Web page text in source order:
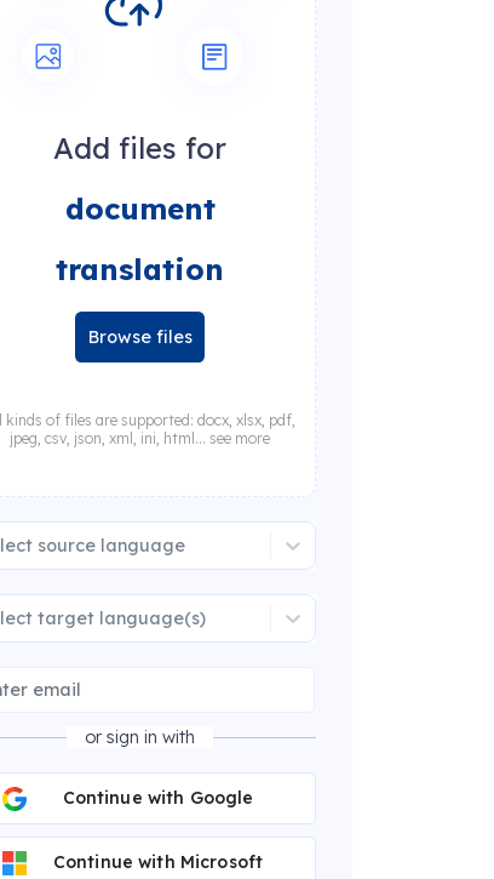
Add files for
document
translation
Browse files
kinds of files are supported: docx, xlsx, pdf,
jpeg, csv, json, xml, ini, html... see more
source language
target language(s)
or sign in with
Continue with Google
Continue with Microsoft